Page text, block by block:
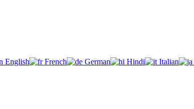
English French German Hindi Italian